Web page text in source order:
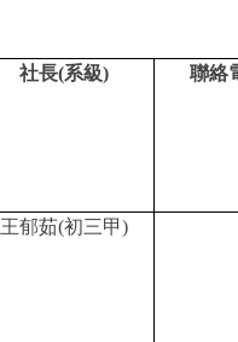
社長(系級) 聯絡
王郁茹(初三甲)